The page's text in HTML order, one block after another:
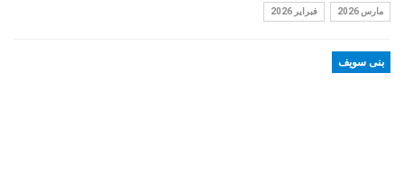
مارس 2026 فبراير 2026
بنى سويف